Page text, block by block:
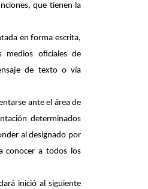
que tienen la
en forma escrita,
oficiales de
de texto o vía
ante el área de
determinados
al designado por
conocer a todos los
inició al siguiente